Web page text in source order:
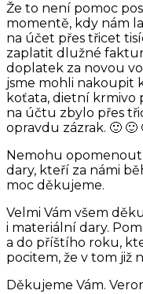
Že to není pomoc
momentě, kdy nám
na účet přes třicet
zaplatit dlužné
doplatek za novou
jsme mohli nakoupit
koťata, dietní krmivo
na účtu zbylo přes
opravdu zázrak. 🙂 🙂
Nemohu
dary, kteří za námi
moc děkujeme.
Velmi Vám všem
i materiální dary.
a do příštího roku,
pocitem, že v tom již
Děkujeme Vám.